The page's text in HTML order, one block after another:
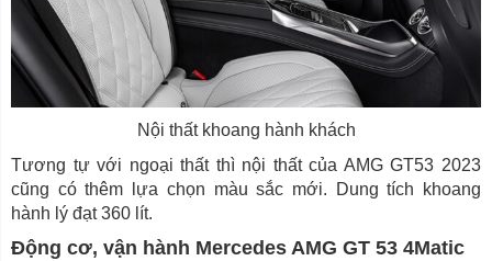
Nội thất khoang hành khách
Tương tự với ngoại thất thì nội thất của AMG GT53 2023
cũng có thêm lựa chọn màu sắc mới. Dung tích khoang
hành lý đạt 360 lít.
Động cơ, vận hành Mercedes AMG GT 53 4Matic